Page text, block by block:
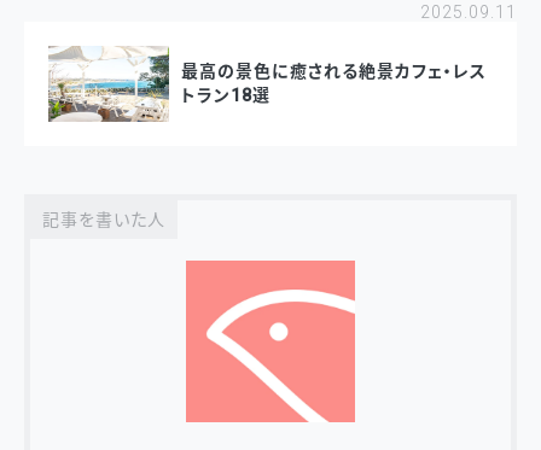
最高の景色に癒される絶景カフェ・レス
トラン18選
2025.09.11
記事を書いた人